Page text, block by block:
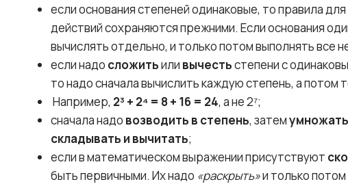
если основания степеней одинаковые, то правила
действий сохраняются прежними. Если основания
вычислять отдельно, и только потом выполнять все
если надо сложитьили вычестьстепени с
то надо сначала вычислить каждую степень, а потом
Например, 2³ + 2⁴ = 8 + 16 = 24, а не 2⁷;
сначала надо возводить в степень, затем
складывать и вычитать;
если в математическом выражении присутствуют
быть первичными. Их надо «раскрыть»и только